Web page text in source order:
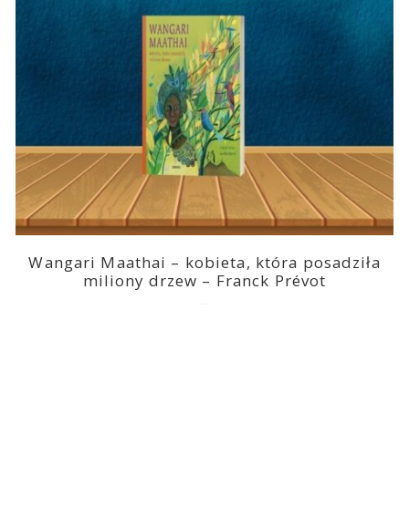
Wangari Maathai – kobieta, która posadziła
miliony drzew – Franck Prévot